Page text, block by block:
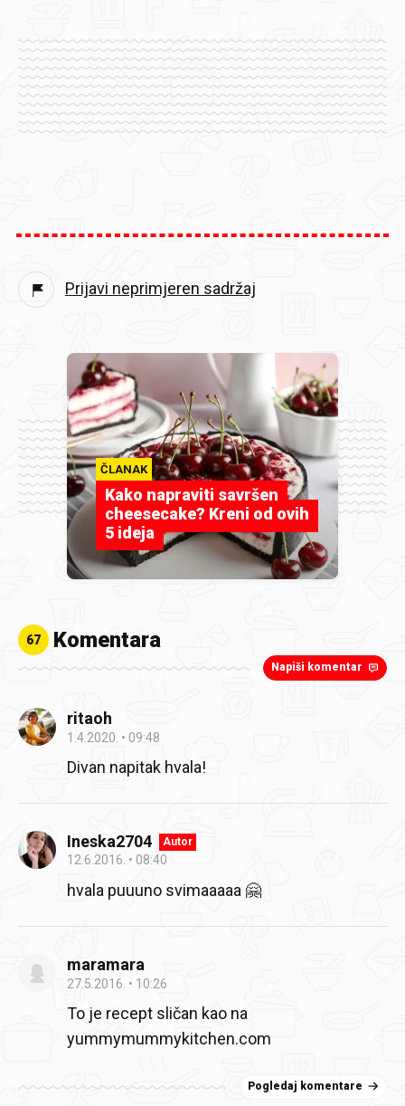
Prijavi neprimjeren sadržaj
ČLANAK
Kako napraviti savršen
cheesecake? Kreni od ovih
5 ideja
67 Komentara
Napiši komentar
ritaoh
1.4.2020. 09:48
Divan napitak hvala!
Ineska2704 Autor
12.6.2016. 08:40
hvala puuuno svimaaaaa 🤗
maramara
27.5.2016. 10:26
To je recept sličan kao na
yummymummykitchen.com
Pogledaj komentare